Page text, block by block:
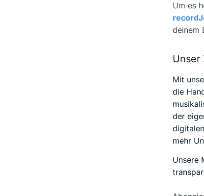
Um es
deinem
Unser
Mit
die
der
mehr
Unsere